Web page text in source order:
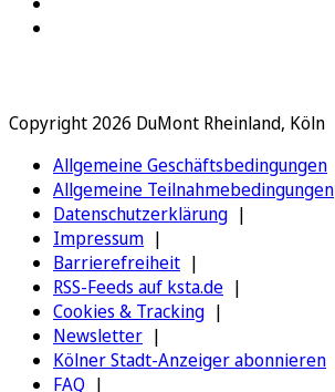
Copyright 2026 DuMont Rheinland, Köln
Allgemeine Geschäftsbedingungen
Allgemeine Teilnahmebedingungen
Datenschutzerklärung
Impressum
Barrierefreiheit
RSS-Feeds auf ksta.de
Cookies & Tracking
Newsletter
Kölner Stadt-Anzeiger abonnieren
FAQ